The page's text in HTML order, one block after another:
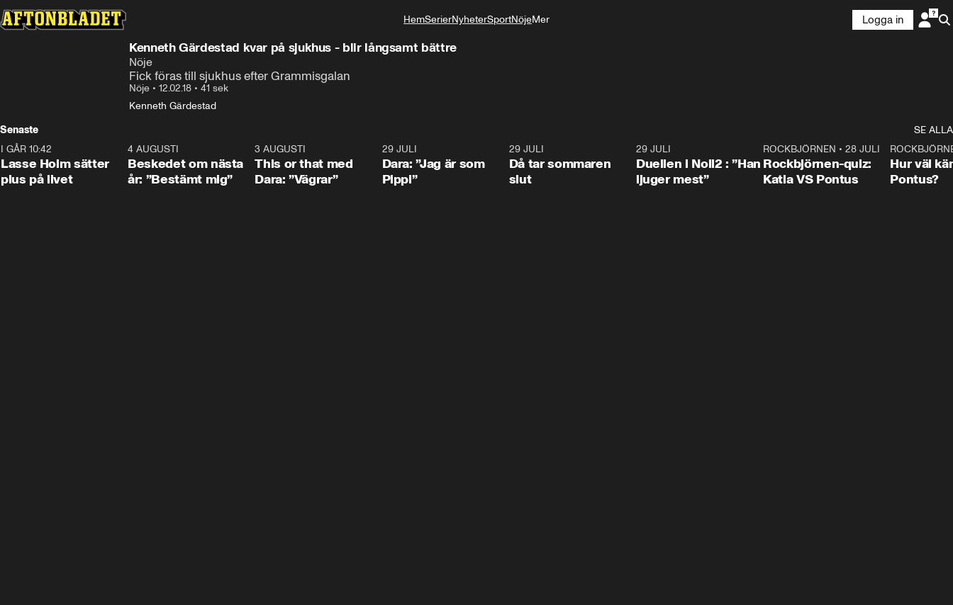
HemSerierNyheterSportNöjeMer
Logga in
Kenneth Gärdestad kvar på sjukhus - blir långsamt bättre
Nöje
Fick föras till sjukhus efter Grammisgalan
Nöje • 12.02.18 • 41 sek
Kenneth Gärdestad
Senaste
SE ALLA
1:04
I GÅR 10:42
Lasse Holm sätter
plus på livet
0:24
4 AUGUSTI
Beskedet om nästa
år: ”Bestämt mig”
3 AUGUSTI
This or that med
Dara: ”Vägrar”
29 JULI
Dara: ”Jag är som
Pippi”
29 JULI
Då tar sommaren
slut
29 JULI
Duellen i Noll2 : ”Han
ljuger mest”
0:15
ROCKBJÖRNEN •28 JULI
Rockbjörnen-quiz:
Katia VS Pontus
Hur väl
Pontus?